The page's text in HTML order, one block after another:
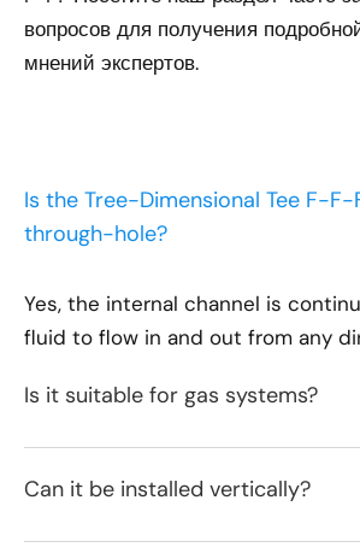
вопросов для получения
мнений экспертов.
Is the Tree-Dimensional Tee F-F-
through-hole?
Yes, the internal channel is
fluid to flow in and out from any
Is it suitable for gas systems?
Can it be installed vertically?